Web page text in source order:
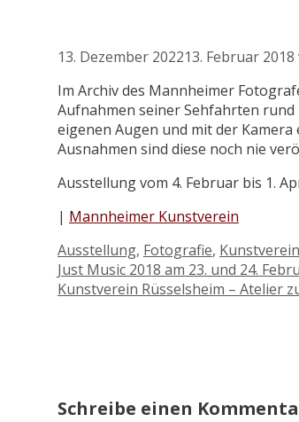
13. Dezember 202213. Februar 2018
Im Archiv des Mannheimer
Aufnahmen seiner Sehfahrten rund
eigenen Augen und mit der
Ausnahmen sind diese noch nie
Ausstellung vom 4. Februar bis 1.
| Mannheimer Kunstverein
Kategorien
Ausstellung, Fotografie,
Just Music 2018 am 23. und 24.
Kunstverein Rüsselsheim – Atelier
Schreibe einen